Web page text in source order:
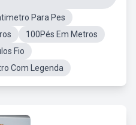
Para Pes
100Pés Em Metros
Fio
Com Legenda